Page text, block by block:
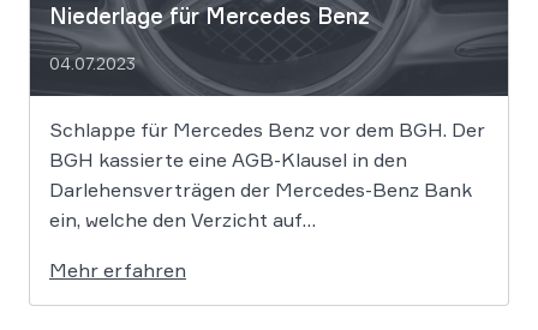
Niederlage für Mercedes Benz
04.07.2023
Schlappe für Mercedes Benz vor dem BGH. Der
BGH kassierte eine AGB-Klausel in den
Darlehensverträgen der Mercedes-Benz Bank
ein, welche den Verzicht auf
Autokredits beinhaltete. Damit dürfen Käufer
weiterhin gegen Mercedes klagen und
Mehr erfahren